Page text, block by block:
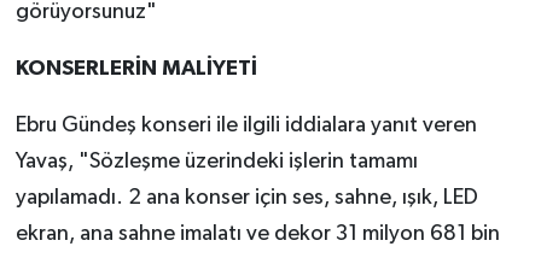
görüyorsunuz"
KONSERLERİN MALİYETİ
Ebru Gündeş konseri ile ilgili iddialara yanıt veren
Yavaş, "Sözleşme üzerindeki işlerin tamamı
yapılamadı. 2 ana konser için ses, sahne, ışık, LED
ekran, ana sahne imalatı ve dekor 31 milyon 681 bin